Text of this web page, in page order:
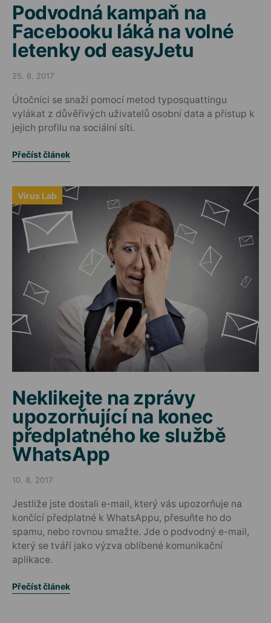
Podvodná kampaň na
Facebooku láká na volné
letenky od easyJetu
Posted on
25. 8. 2017
Útočníci se snaží pomocí metod typosquattingu
vylákat z důvěřivých uživatelů osobní data a přístup k
jejich profilu na sociální síti.
Přečíst článek
Virus Lab
Neklikejte na zprávy
upozorňující na konec
předplatného ke službě
WhatsApp
Posted on
10. 8. 2017
Jestliže jste dostali e-mail, který vás upozorňuje na
končící předplatné k WhatsAppu, přesuňte ho do
spamu, nebo rovnou smažte. Jde o podvodný e-mail,
který se tváří jako výzva oblíbené komunikační
aplikace.
Přečíst článek